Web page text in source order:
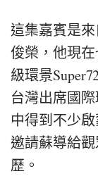
這集嘉賓是
俊榮，他現
級環景
台灣出席國
中得到不少
邀請蘇導給
歷。